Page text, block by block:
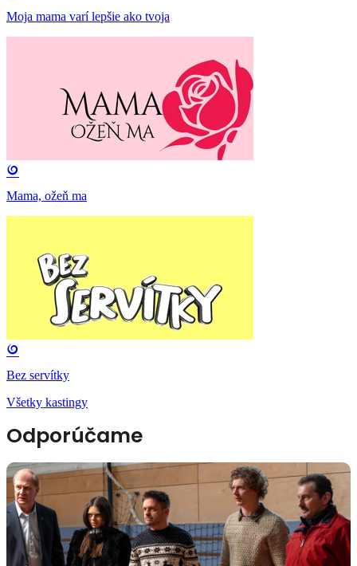
Moja mama varí lepšie ako tvoja
Mama, ožeň ma
Bez servítky
Všetky kastingy
Odporúčame